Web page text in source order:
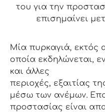
του για την
επισημαίνει
Μία πυρκαγιά, εκτός
οποία εκδηλώνεται,
και άλλες
περιοχές, εξαιτίας
μέσω των ανέμων.
προστασίας είναι